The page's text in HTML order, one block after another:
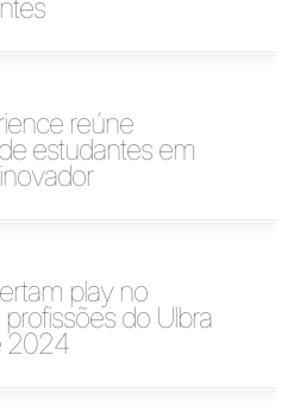
reúne
estudantes em
play no
do Ulbra
2024